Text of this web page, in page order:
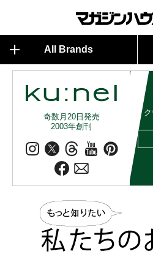
All Brands
奇数月20日発売
2003年創刊